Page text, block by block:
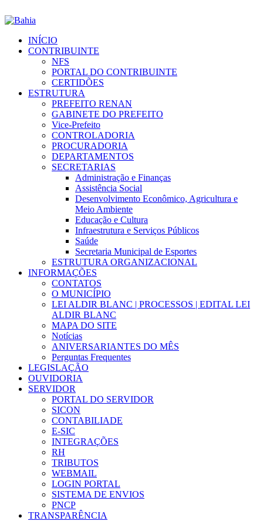
INÍCIO
CONTRIBUINTE
NFS
PORTAL DO CONTRIBUINTE
CERTIDÕES
ESTRUTURA
PREFEITO RENAN
GABINETE DO PREFEITO
Vice-Prefeito
CONTROLADORIA
PROCURADORIA
DEPARTAMENTOS
SECRETARIAS
Administração e Finanças
Assistência Social
Desenvolvimento Econômico, Agricultura e
Meio Ambiente
Educação e Cultura
Infraestrutura e Serviços Públicos
Saúde
Secretaria Municipal de Esportes
ESTRUTURA ORGANIZACIONAL
INFORMAÇÕES
CONTATOS
O MUNICÍPIO
LEI ALDIR BLANC | PROCESSOS | EDITAL LEI
ALDIR BLANC
MAPA DO SITE
Notícias
ANIVERSARIANTES DO MÊS
Perguntas Frequentes
LEGISLAÇÃO
OUVIDORIA
SERVIDOR
PORTAL DO SERVIDOR
SICON
CONTABILIADE
E-SIC
INTEGRAÇÕES
RH
TRIBUTOS
WEBMAIL
LOGIN PORTAL
SISTEMA DE ENVIOS
PNCP
TRANSPARÊNCIA